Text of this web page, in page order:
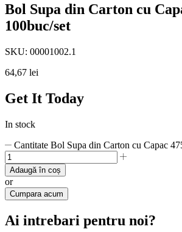
Bol Supa din Carton cu
100buc/set
SKU: 00001002.1
64,67 lei
Get It Today
In stock
Cantitate Bol Supa din Carton cu Capac
Adaugă în coș
or
Cumpara acum
Ai intrebari pentru noi?